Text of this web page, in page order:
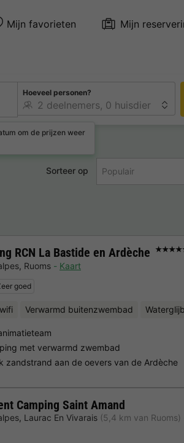
Mijn favorieten Mijn
om de prijzen weer
Hoeveel personen?
Sorteer op Populair
RCN La Bastide en Ardèche
, Ruoms
Kaart
goed
Verwarmd buitenzwembad
met verwarmd zwembad
zandstrand aan de oevers van de Ardèche
Camping Saint Amand
, Laurac En Vivarais (5,4 km van Ruoms)